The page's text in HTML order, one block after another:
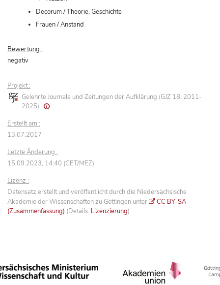
Decorum / Theorie, Geschichte
Frauen / Anstand
Bewertung :
negativ
Projekt :
Gelehrte Journale und Zeitungen der Aufklärung (GJZ 18, 2011-
2025)
Erstellt am :
13.07.2017
Letzte Änderung :
15.09.2023, 14:40 (CET/MEZ)
Lizenz :
Datensatz erstellt und veröffentlicht durch die Niedersächsische
Akademie der Wissenschaften zu Göttingen unter
CC BY-SA
(Zusammenfassung) (Details: Lizenzierung)